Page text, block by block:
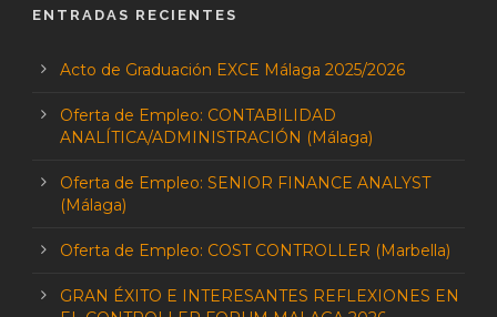
ENTRADAS RECIENTES
Acto de Graduación EXCE Málaga 2025/2026
Oferta de Empleo: CONTABILIDAD
ANALÍTICA/ADMINISTRACIÓN (Málaga)
Oferta de Empleo: SENIOR FINANCE ANALYST
(Málaga)
Oferta de Empleo: COST CONTROLLER (Marbella)
GRAN ÉXITO E INTERESANTES REFLEXIONES EN